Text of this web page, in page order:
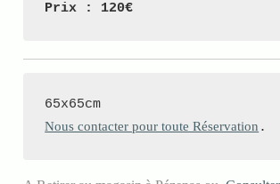
Prix : 120€
Nous contacter pour toute Réservation .